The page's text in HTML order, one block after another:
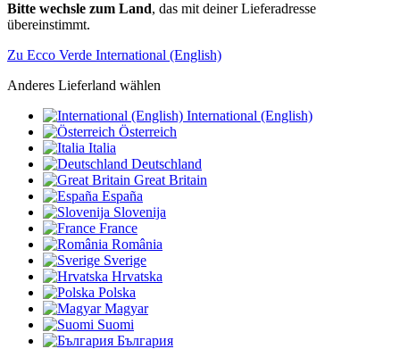
Bitte wechsle zum Land, das mit deiner Lieferadresse
übereinstimmt.
Zu Ecco Verde International (English)
Anderes Lieferland wählen
International (English)
Österreich
Italia
Deutschland
Great Britain
España
Slovenija
France
România
Sverige
Hrvatska
Polska
Magyar
Suomi
България